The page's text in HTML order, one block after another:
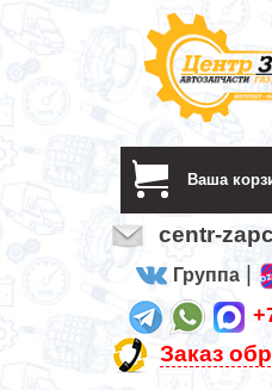
Ваша
centr-
Группа
Заказ